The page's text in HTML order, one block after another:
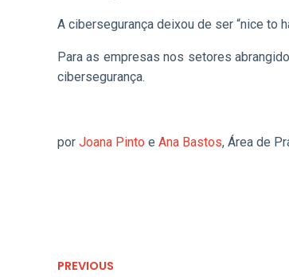
A cibersegurança deixou de ser “nice to
Para as empresas nos setores
cibersegurança.
por Joana Pinto e Ana Bastos, Área de
PREVIOUS